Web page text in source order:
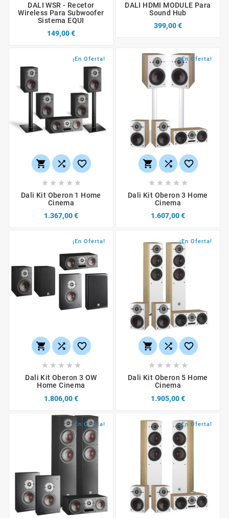
DALI WSR - Recetor
Wireless Para Subwoofer
Sistema EQUI
149,00 €
DALI HDMI MODULE Para
Sound Hub
399,00 €
¡En Oferta!
  
    
Dali Kit Oberon 1 Home
Cinema
1.367,00 €
¡En Oferta!
  
    
Dali Kit Oberon 3 Home
Cinema
1.607,00 €
¡En Oferta!
  
    
Dali Kit Oberon 3 OW
Home Cinema
1.806,00 €
¡En Oferta!
  
    
Dali Kit Oberon 5 Home
Cinema
1.905,00 €
¡En Oferta! ¡En Oferta!